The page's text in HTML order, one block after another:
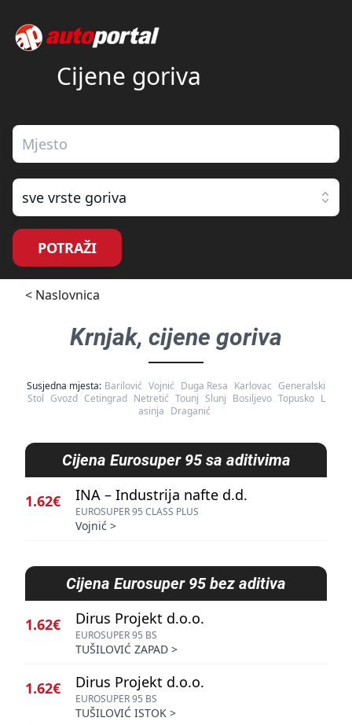
Cijene goriva
sve vrste goriva
POTRAŽI
< Naslovnica
Krnjak, cijene goriva
Susjedna mjesta: Barilović Vojnić Duga Resa Karlovac Generalski
Stol Gvozd Cetingrad Netretić Tounj Slunj Bosiljevo Topusko L
asinja Draganić
Cijena Eurosuper 95 sa aditivima
1.62€ INA – Industrija nafte d.d.
EUROSUPER 95 CLASS PLUS
Vojnić >
Cijena Eurosuper 95 bez aditiva
1.62€ Dirus Projekt d.o.o.
EUROSUPER 95 BS
TUŠILOVIĆ ZAPAD >
1.62€ Dirus Projekt d.o.o.
EUROSUPER 95 BS
TUŠILOVIĆ ISTOK >